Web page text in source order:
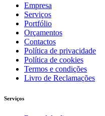
Empresa
Serviços
Portfólio
Orçamentos
Contactos
Política de privacidade
Política de cookies
Termos e condições
Livro de Reclamações
Serviços